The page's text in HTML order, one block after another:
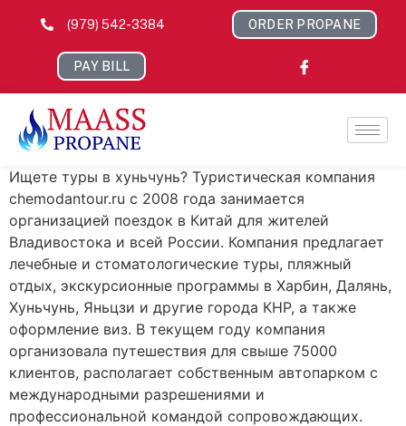
(979) 542-3384 ORDER PROPANE
PAY BILL
Ищете туры в хуньчунь? Туристическая компания
chemodantour.ru с 2008 года занимается
организацией поездок в Китай для жителей
Владивостока и всей России. Компания предлагает
лечебные и стоматологические туры, пляжный
отдых, экскурсионные программы в Харбин, Далянь,
Хуньчунь, Яньцзи и другие города КНР, а также
оформление виз. В текущем году компания
организовала путешествия для свыше 75000
клиентов, располагает собственным автопарком с
международными разрешениями и
профессиональной командой сопровождающих.